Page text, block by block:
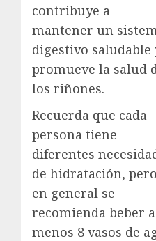
contribuye a
mantener un
digestivo saludable
promueve la salud
los riñones.
Recuerda que cada
persona tiene
diferentes
de hidratación, pero
en general se
recomienda beber
menos 8 vasos de